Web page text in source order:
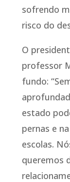
sofrendo
risco do
O
professor
fundo:
estado
pernas e
escolas.
queremos